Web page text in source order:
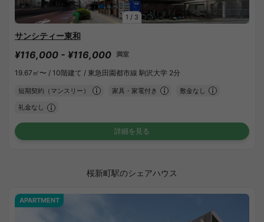
1 / 3
サンシティー東和
¥116,000 - ¥116,000 満室
19.67㎡〜 / 10階建て / 東急田園都市線 駒沢大学 2分
短期契約（マンスリー） 家具・家電付き 敷金なし
礼金なし
詳細を見る
桜新町駅のシェアハウス
APARTMENT